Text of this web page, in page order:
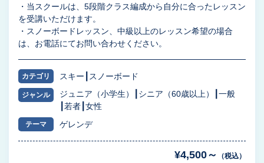
・当スクールは、5段階クラス編成から自分に合ったレッスン
を受講いただけます。
・スノーボードレッスン、中級以上のレッスン希望の場合
は、お電話にてお問い合わせください。
カテゴリ スキー スノーボード
ジャンル ジュニア（小学生） シニア（60歳以上）
一般
若者 女性
テーマ ゲレンデ
¥4,500～ （税込）